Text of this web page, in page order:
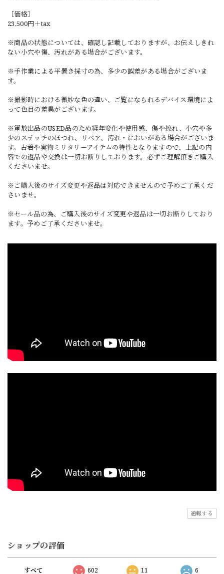
［価格］
23,500円＋tax
※商品の状態については、確認し記載しておりますが、お伝えしきれ
ない小穴や傷、汚れがある場合がございます。
※手作業による平置き採寸の為、多少の誤差がある場合がございま
す。
※撮影時における微妙な色の違い、ご覧になられるデバイス環境によ
って色目の差異がございます。
※軍放出品のUSED品のため経年変化や使用感、傷や擦れ、小穴や多
少のステッチのほつれ、リペア、汚れ・においがある場合がございま
す。古着や実物ミリタリーアイテムの特性となりますので、上記の内
容での返品や交換は一切お断りしております。必ずご理解頂きご購入
くださいませ。
※ご購入後のサイズ変更や返品は対応できませんので予めご了承くだ
さいませ。
※セール品の為、ご購入後のサイズ変更や返品は一切お断りしており
ます。予めご了承くださいませ。
通報する
ショップの評価
すべて 602 11 6